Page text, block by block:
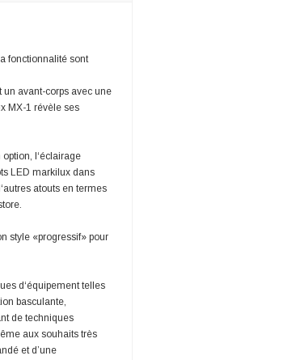
fonctionnalité sont
un avant-corps avec une
MX-1 révèle ses
l‘éclairage
LED markilux dans
atouts en termes
style «progressif» pour
d‘équipement telles
basculante,
de techniques
aux souhaits très
et d’une